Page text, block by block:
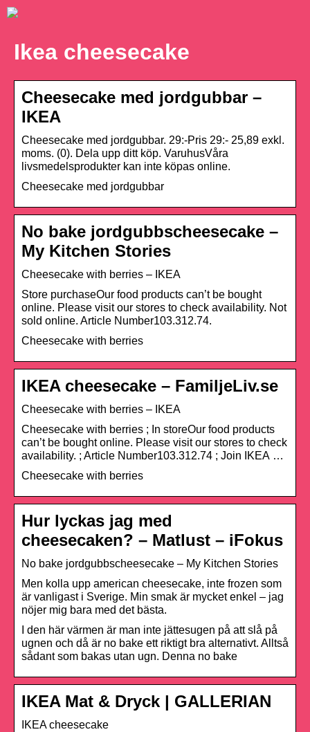
Ikea cheesecake
Cheesecake med jordgubbar –
IKEA
Cheesecake med jordgubbar. 29:-Pris 29:- 25,89 exkl.
moms. (0). Dela upp ditt köp. VaruhusVåra
livsmedelsprodukter kan inte köpas online.
Cheesecake med jordgubbar
No bake jordgubbscheesecake –
My Kitchen Stories
Cheesecake with berries – IKEA
Store purchaseOur food products can’t be bought
online. Please visit our stores to check availability. Not
sold online. Article Number103.312.74.
Cheesecake with berries
IKEA cheesecake – FamiljeLiv.se
Cheesecake with berries – IKEA
Cheesecake with berries ; In storeOur food products
can’t be bought online. Please visit our stores to check
availability. ; Article Number103.312.74 ; Join IKEA …
Cheesecake with berries
Hur lyckas jag med
cheesecaken? – Matlust – iFokus
No bake jordgubbscheesecake – My Kitchen Stories
Men kolla upp american cheesecake, inte frozen som
är vanligast i Sverige. Min smak är mycket enkel – jag
nöjer mig bara med det bästa.
I den här värmen är man inte jättesugen på att slå på
ugnen och då är no bake ett riktigt bra alternativt. Alltså
sådant som bakas utan ugn. Denna no bake
IKEA Mat & Dryck | GALLERIAN
IKEA cheesecake